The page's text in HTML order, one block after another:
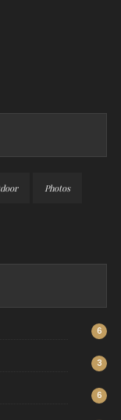
Photos
6
3
6